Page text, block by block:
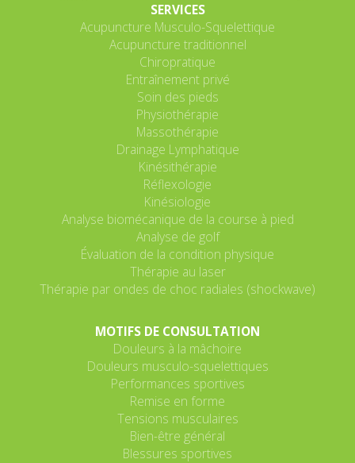
SERVICES
Acupuncture Musculo-Squelettique
Acupuncture traditionnel
Chiropratique
Entraînement privé
Soin des pieds
Physiothérapie
Massothérapie
Drainage Lymphatique
Kinésithérapie
Réflexologie
Kinésiologie
Analyse biomécanique de la course à pied
Analyse de golf
Évaluation de la condition physique
Thérapie au laser
Thérapie par ondes de choc radiales (shockwave)
MOTIFS DE CONSULTATION
Douleurs à la mâchoire
Douleurs musculo-squelettiques
Performances sportives
Remise en forme
Tensions musculaires
Bien-être général
Blessures sportives